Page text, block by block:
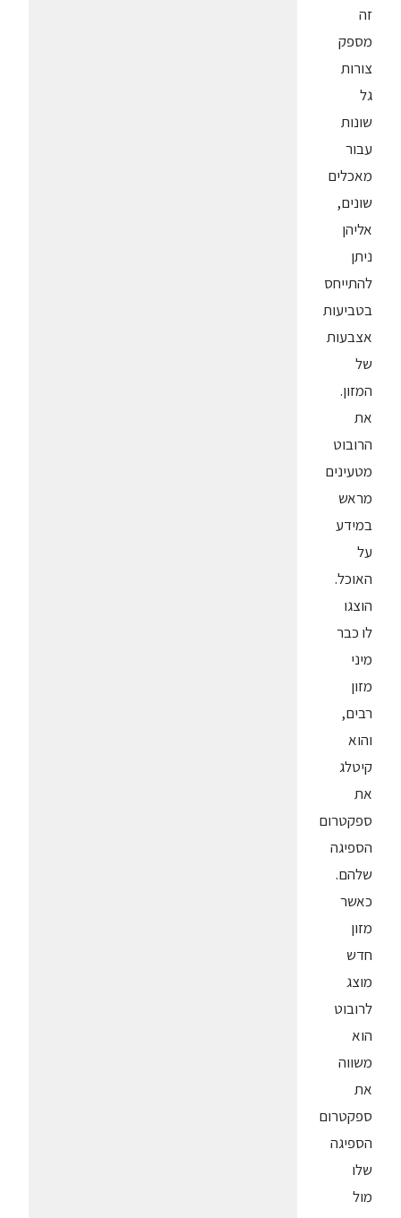
זה
מספק
צורות
גל
שונות
עבור
מאכלים
שונים,
אליהן
ניתן
להתייחס
בטביעות
אצבעות
של
המזון.
את
הרובוט
מטעינים
מראש
במידע
על
האוכל.
הוצגו
לו כבר
מיני
מזון
רבים,
והוא
קיטלג
את
ספקטרום
הספיגה
שלהם.
כאשר
מזון
חדש
מוצג
לרובוט
הוא
משווה
את
ספקטרום
הספיגה
שלו
מול